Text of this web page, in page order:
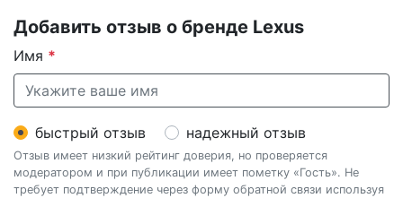
Добавить отзыв о бренде Lexus
Имя *
быстрый отзыв надежный отзыв
Отзыв имеет низкий рейтинг доверия, но проверяется
модератором и при публикации имеет пометку «Гость». Не
требует подтверждение через форму обратной связи используя